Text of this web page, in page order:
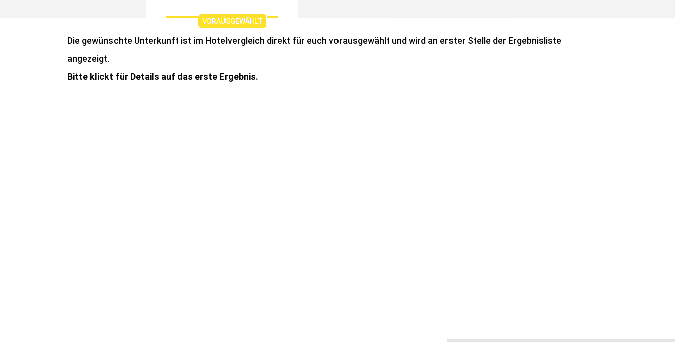
Die gewünschte Unterkunft ist im Hotelvergleich direkt für euch vorausgewählt und wird an erster Stelle der Ergebnisliste
angezeigt.
Bitte klickt für Details auf das erste Ergebnis.